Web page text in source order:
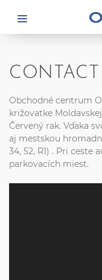
CONTACT
Obchodné centrum
križovatke
Červený rak. Vďaka
aj mestskou
34, 52, R1) . Pri
parkovacích miest.